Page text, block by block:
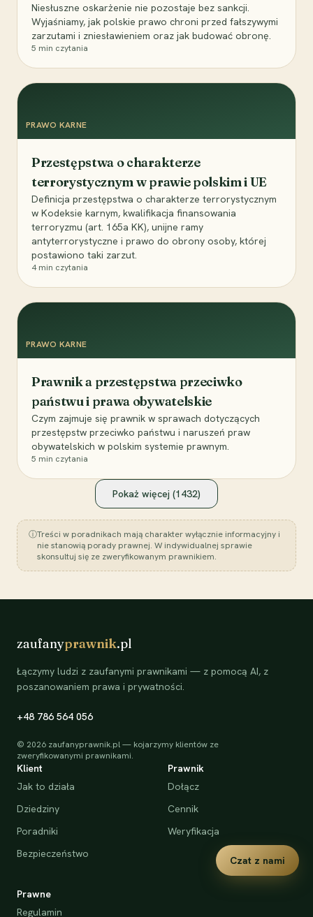
Niesłuszne oskarżenie nie pozostaje bez sankcji.
Wyjaśniamy, jak polskie prawo chroni przed fałszywymi
zarzutami i zniesławieniem oraz jak budować obronę.
5 min czytania
PRAWO KARNE
Przestępstwa o charakterze
terrorystycznym w prawie polskim i UE
Definicja przestępstwa o charakterze terrorystycznym
w Kodeksie karnym, kwalifikacja finansowania
terroryzmu (art. 165a KK), unijne ramy
antyterrorystyczne i prawo do obrony osoby, której
postawiono taki zarzut.
4min czytania
PRAWO KARNE
Prawnik a przestępstwa przeciwko
państwu i prawa obywatelskie
Czym zajmuje się prawnik w sprawach dotyczących
przestępstw przeciwko państwu i naruszeń praw
obywatelskich w polskim systemie prawnym.
5 min czytania
Pokaż więcej (1432)
ⓘTreści w poradnikach mają charakter wyłącznie informacyjny i
nie stanowią porady prawnej. W indywidualnej sprawie
skonsultuj się ze zweryfikowanym prawnikiem.
zaufanyprawnik.pl
Łączymy ludzi z zaufanymi prawnikami — z pomocą AI, z
poszanowaniem prawa i prywatności.
+48 786 564 056
© 2026 zaufanyprawnik.pl — kojarzymy klientów ze
zweryfikowanymi prawnikami.
Klient
Jak to działa
Dziedziny
Poradniki
Bezpieczeństwo
Prawnik
Dołącz
Cennik
Weryfikacja
Prawne
Regulamin
Czat z nami